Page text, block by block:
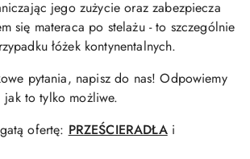
jego zużycie oraz zabezpiecza
się materaca po stelażu - to szczególnie
łóżek kontynentalnych.
pytania, napisz do nas! Odpowiemy
to tylko możliwe.
ofertę: PRZEŚCIERADŁAi